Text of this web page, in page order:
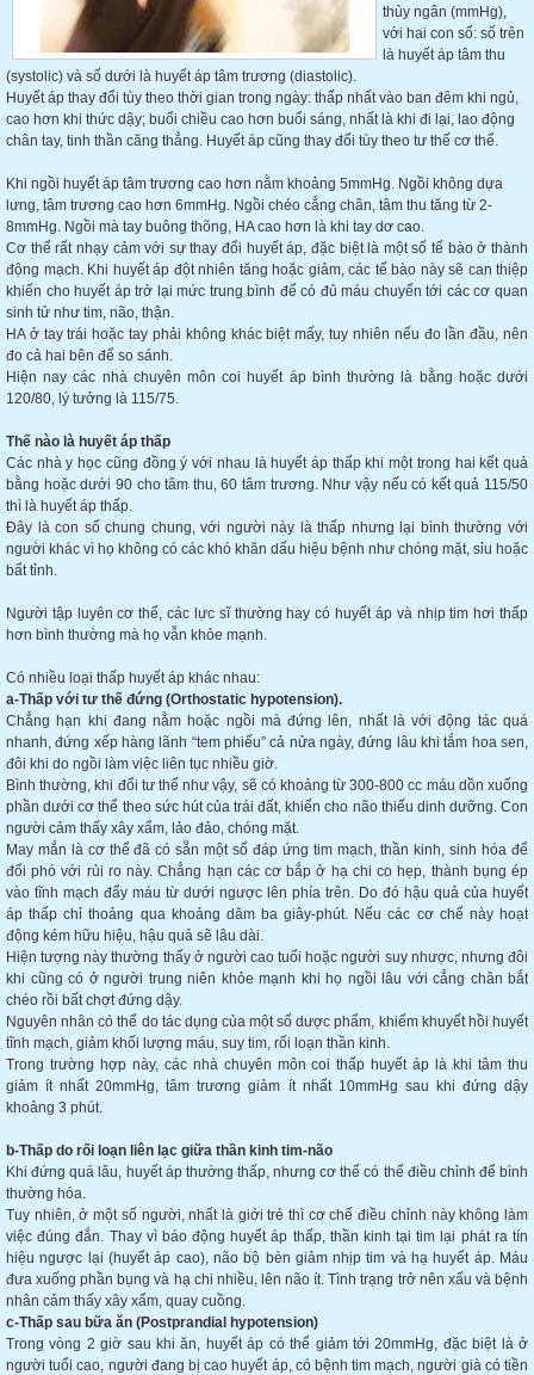
thủy ngân (mmHg),
với hai con số: số trên
là huyết áp tâm thu
(systolic) và số dưới là huyết áp tâm trương (diastolic).
Huyết áp thay đổi tùy theo thời gian trong ngày: thấp nhất vào ban đêm khi ngủ,
cao hơn khi thức dậy; buổi chiều cao hơn buổi sáng, nhất là khi đi lại, lao động
chân tay, tinh thần căng thẳng. Huyết áp cũng thay đổi tùy theo tư thế cơ thể.
Khi ngồi huyết áp tâm trương cao hơn nằm khoảng 5mmHg. Ngồi không dựa
lưng, tâm trương cao hơn 6mmHg. Ngồi chéo cẳng chân, tâm thu tăng từ 2-
8mmHg. Ngồi mà tay buông thõng, HA cao hơn là khi tay dơ cao.
Cơ thể rất nhạy cảm với sự thay đổi huyết áp, đặc biệt là một số tế bào ở thành
động mạch. Khi huyết áp đột nhiên tăng hoặc giảm, các tế bào này sẽ can thiệp
khiến cho huyết áp trở lại mức trung bình để có đủ máu chuyển tới các cơ quan
sinh tử như tim, não, thận.
HA ở tay trái hoặc tay phải không khác biệt mấy, tuy nhiên nếu đo lần đầu, nên
đo cả hai bên để so sánh.
Hiện nay các nhà chuyên môn coi huyết áp bình thường là bằng hoặc dưới
120/80, lý tưởng là 115/75.
Thế nào là huyết áp thấp
Các nhà y học cũng đồng ý với nhau là huyết áp thấp khi một trong hai kết quả
bằng hoặc dưới 90 cho tâm thu, 60 tâm trương. Như vậy nếu có kết quả 115/50
thì là huyết áp thấp.
Đây là con số chung chung, với người này là thấp nhưng lại bình thường với
người khác vì họ không có các khó khăn dấu hiệu bệnh như chóng mặt, sỉu hoặc
bất tỉnh.
Người tập luyên cơ thể, các lực sĩ thường hay có huyết áp và nhịp tim hơi thấp
hơn bình thường mà họ vẫn khỏe mạnh.
Có nhiều loại thấp huyết áp khác nhau:
a-Thấp với tư thế đứng (Orthostatic hypotension).
Chẳng hạn khi đang nằm hoặc ngồi mà đứng lên, nhất là với động tác quá
nhanh, đứng xếp hàng lãnh “tem phiếu” cả nửa ngày, đứng lâu khi tắm hoa sen,
đôi khi do ngồi làm việc liên tục nhiều giờ.
Bình thường, khi đổi tư thế như vậy, sẽ có khoảng từ 300-800 cc máu dồn xuống
phần dưới cơ thể theo sức hút của trái đất, khiến cho não thiếu dinh dưỡng. Con
người cảm thấy xây xẩm, lảo đảo, chóng mặt.
May mắn là cơ thể đã có sẵn một số đáp ứng tim mạch, thần kinh, sinh hóa để
đối phó với rủi ro này. Chẳng hạn các cơ bắp ở hạ chi co hẹp, thành bụng ép
vào tĩnh mạch đẩy máu từ dưới ngược lên phía trên. Do đó hậu quả của huyết
áp thấp chỉ thoảng qua khoảng dăm ba giây-phút. Nếu các cơ chế này hoạt
động kém hữu hiệu, hậu quả sẽ lâu dài.
Hiện tượng này thường thấy ở người cao tuổi hoặc người suy nhược, nhưng đôi
khi cũng có ở người trung niên khỏe mạnh khi họ ngồi lâu với cẳng chân bắt
chéo rồi bất chợt đứng dậy.
Nguyên nhân có thể do tác dụng của một số dược phẩm, khiếm khuyết hồi huyết
tĩnh mạch, giảm khối lượng máu, suy tim, rối loạn thần kinh.
Trong trường hợp này, các nhà chuyên môn coi thấp huyết áp là khi tâm thu
giảm ít nhất 20mmHg, tâm trương giảm ít nhất 10mmHg sau khi đứng dậy
khoảng 3 phút.
b-Thấp do rối loạn liên lạc giữa thần kinh tim-não
Khi đứng quá lâu, huyết áp thường thấp, nhưng cơ thể có thể điều chỉnh để bình
thường hóa.
Tuy nhiên, ở một số người, nhất là giới trẻ thì cơ chế điều chỉnh này không làm
việc đúng đắn. Thay vì báo động huyết áp thấp, thần kinh tại tim lại phát ra tín
hiệu ngược lại (huyết áp cao), não bộ bèn giảm nhịp tim và hạ huyết áp. Máu
đưa xuống phần bụng và hạ chi nhiều, lên não ít. Tình trạng trở nên xấu và bệnh
nhân cảm thấy xây xẩm, quay cuồng.
c-Thấp sau bữa ăn (Postprandial hypotension)
Trong vòng 2 giờ sau khi ăn, huyết áp có thể giảm tới 20mmHg, đặc biệt là ở
người tuổi cao, người đang bị cao huyết áp, có bệnh tim mạch, người già có tiền